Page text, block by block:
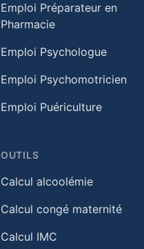
Emploi Préparateur en
Pharmacie
Emploi Psychologue
Emploi Psychomotricien
Emploi Puériculture
OUTILS
Calcul alcoolémie
Calcul congé maternité
Calcul IMC